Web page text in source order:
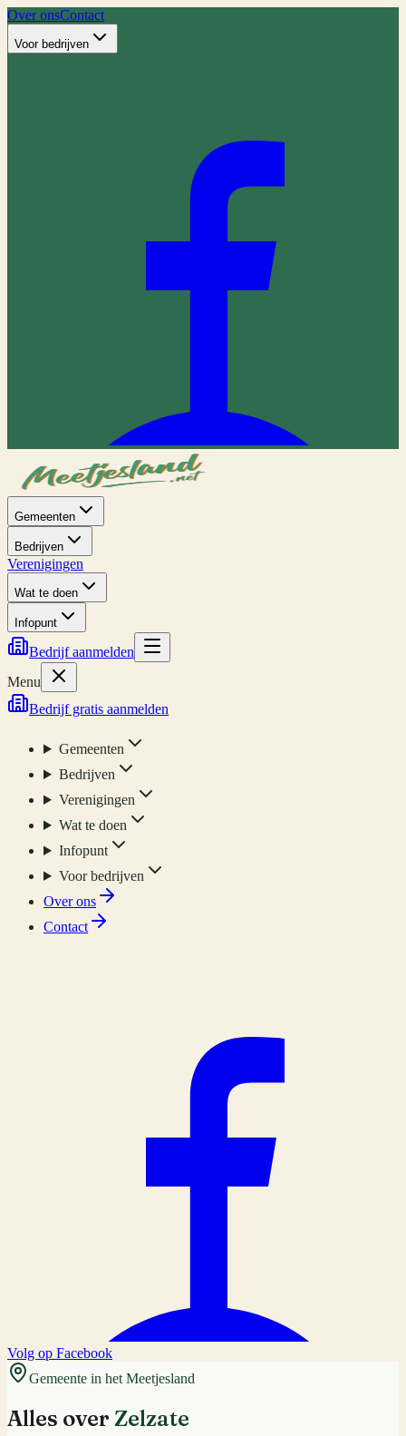
Over onsContact
Voor bedrijven
Gemeenten
Bedrijven
Verenigingen
Wat te doen
Infopunt
Bedrijf aanmelden
Menu
Bedrijf gratis aanmelden
Gemeenten
Bedrijven
Verenigingen
Wat te doen
Infopunt
Voor bedrijven
Over ons
Contact
Volg op Facebook
Gemeente in het Meetjesland
Alles over Zelzate